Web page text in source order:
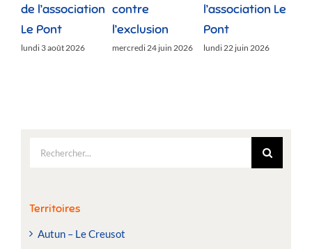
de l’association
Le Pont
lundi 3 août 2026
contre
l’exclusion
mercredi 24 juin 2026
l’association Le
Pont
lundi 22 juin 2026
Rechercher:
Territoires
Autun – Le Creusot